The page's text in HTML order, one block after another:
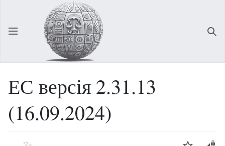
Відкрити головне меню
ЕС версія 2.31.13
(16.09.2024)